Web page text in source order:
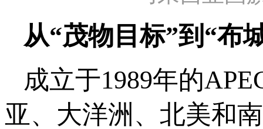
从“茂物目标”到“布
成立于1989年的
亚、大洋洲、北美和